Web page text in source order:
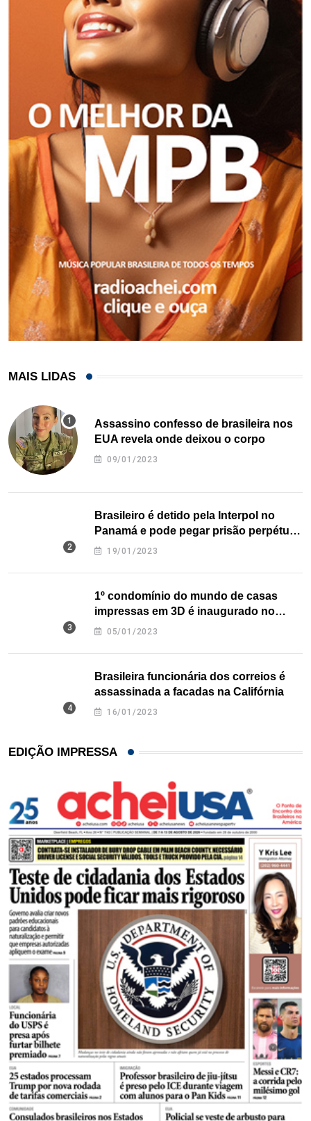
MAIS LIDAS
Assassino confesso de brasileira nos
EUA revela onde deixou o corpo
09/01/2023
Brasileiro é detido pela Interpol no
Panamá e pode pegar prisão perpétua
nos EUA
19/01/2023
1º condomínio do mundo de casas
impressas em 3D é inaugurado no
Texas
05/01/2023
Brasileira funcionária dos correios é
assassinada a facadas na Califórnia
16/01/2023
EDIÇÃO IMPRESSA